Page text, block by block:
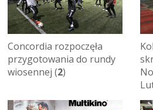
Concordia rozpoczęła
przygotowania do rundy
wiosennej (2)